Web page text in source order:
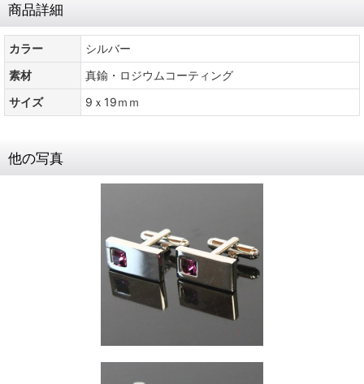
商品詳細
カラー
シルバー
素材
真鍮・ロジウムコーティング
サイズ
9ｘ19ｍｍ
他の写真